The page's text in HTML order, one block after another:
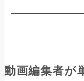
動画編集者が